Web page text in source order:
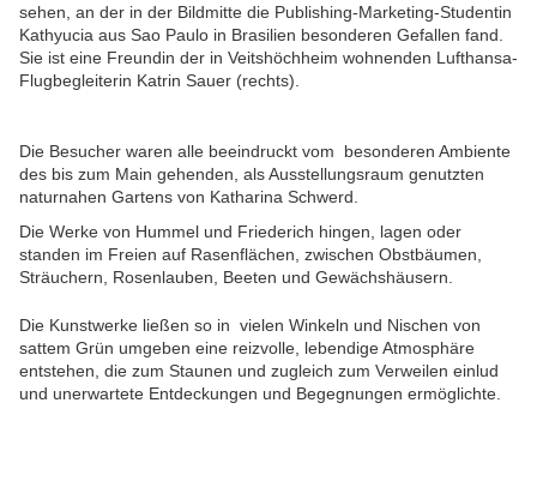
sehen, an der in der Bildmitte die Publishing-Marketing-Studentin
Kathyucia aus Sao Paulo in Brasilien besonderen Gefallen fand.
Sie ist eine Freundin der in Veitshöchheim wohnenden Lufthansa-
Flugbegleiterin Katrin Sauer (rechts).
Die Besucher waren alle beeindruckt vom besonderen Ambiente
des bis zum Main gehenden, als Ausstellungsraum genutzten
naturnahen Gartens von Katharina Schwerd.
Die Werke von Hummel und Friederich hingen, lagen oder
standen im Freien auf Rasenflächen, zwischen Obstbäumen,
Sträuchern, Rosenlauben, Beeten und Gewächshäusern.
Die Kunstwerke ließen so in vielen Winkeln und Nischen von
sattem Grün umgeben eine reizvolle, lebendige Atmosphäre
entstehen, die zum Staunen und zugleich zum Verweilen einlud
und unerwartete Entdeckungen und Begegnungen ermöglichte.